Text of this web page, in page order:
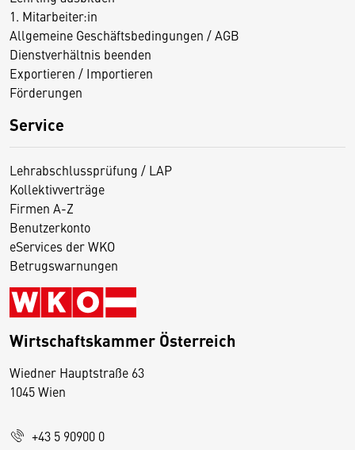
1. Mitarbeiter:in
Allgemeine Geschäftsbedingungen / AGB
Dienstverhältnis beenden
Exportieren / Importieren
Förderungen
Service
Lehrabschlussprüfung / LAP
Kollektivverträge
Firmen A-Z
Benutzerkonto
eServices der WKO
Betrugswarnungen
Wirtschaftskammer Österreich
Wiedner Hauptstraße 63
1045 Wien
+43 5 90900 0
D
s